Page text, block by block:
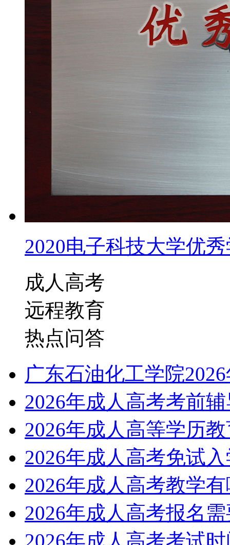
2020电子科技大学优
成人高考
远程教育
热点问答
广东石油化工学院
2026年成人高考考前
2026年成人高等学历
2026年成人高考免试
2026年成人高考教学
2026年成人高考报名
2026年成人高考考试